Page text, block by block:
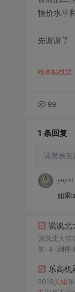
物价水平
先谢谢了
给本帖投票
99
1 条回复
请发表
如果
说说北
说说北大软微那些事
复: 4 |倒序浏览 |打印 |
乐高机
2019无锡